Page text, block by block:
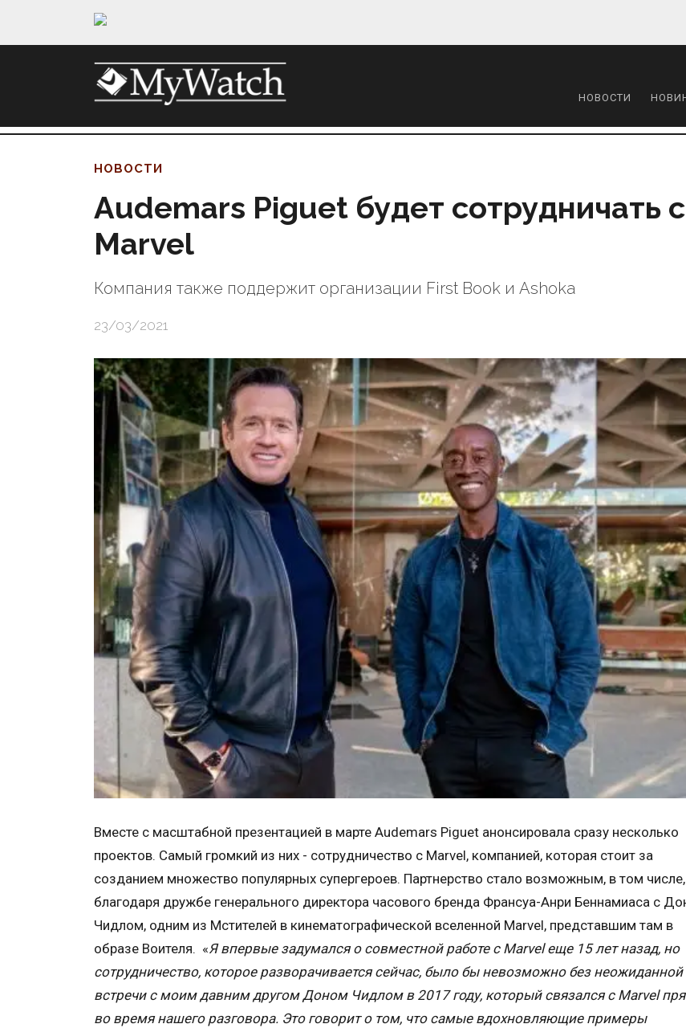
НОВОСТИ
НОВОСТИ
Audemars Piguet будет сотрудничать с
Marvel
Компания также поддержит организации First Book и Ashoka
23/03/2021
Вместе с масштабной презентацией в марте Audemars Piguet анонсировала сразу несколько
проектов. Самый громкий из них - сотрудничество с Marvel, компанией, которая стоит за
созданием множество популярных супергероев. Партнерство стало возможным, в том числе,
благодаря дружбе генерального директора часового бренда Франсуа-Анри Беннамиаса с
Чидлом, одним из Мстителей в кинематографической вселенной Marvel, представшим там в
образе Воителя. «Я впервые задумался о совместной работе с Marvel еще 15 лет назад, но
сотрудничество, которое разворачивается сейчас, было бы невозможно без неожиданной
встречи с моим давним другом Доном Чидлом в 2017 году, который связался с Marvel
во время нашего разговора. Это говорит о том, что самые вдохновляющие примеры